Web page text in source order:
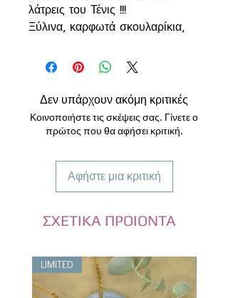
λάτρεις του Τένις !!!
Ξύλινα, καρφωτά σκουλαρίκια,
ακρυλικά χρώματα, υψηλής
ποιότητας για μόνιμο και
αδιάβροχο αποτέλεσμα.
Είναι ελαφριά και διαθέτουν
υποαλλεργικό ατσάλινο
Μήκος 12 χλ.
----------------------------------
*Θα τα παραλάβεις σε
*Κάθε οθόνη είναι διαφορετική
και ενδέχεται να είναι
Δεν υπάρχουν ακόμη κριτικές
Κοινοποιήστε τις σκέψεις σας. Γίνετε ο
πρώτος που θα αφήσει κριτική.
Αφήστε μια κριτική
ΣΧΕΤΙΚΑ ΠΡΟΙΟΝΤΑ
LIMITED